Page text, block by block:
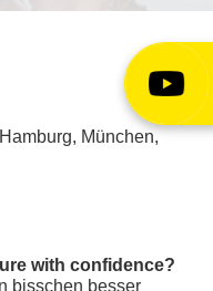
München,
with confidence?
bisschen besser